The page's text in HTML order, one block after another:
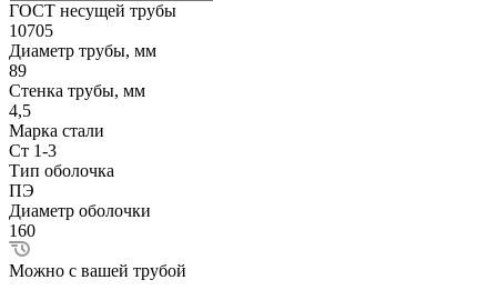
ГОСТ несущей трубы
10705
Диаметр трубы, мм
89
Стенка трубы, мм
4,5
Марка стали
Ст 1-3
Тип оболочка
ПЭ
Диаметр оболочки
160
Можно с вашей трубой